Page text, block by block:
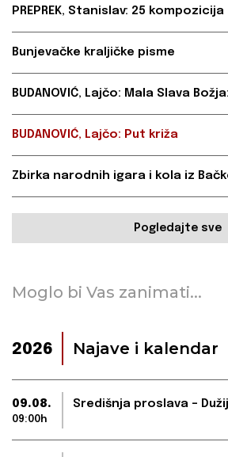
PREPREK, Stanislav: 25 kompozicija
Bunjevačke kraljičke pisme
BUDANOVIĆ, Lajčo: Mala Slava
BUDANOVIĆ, Lajčo: Put križa
Zbirka narodnih igara i kola iz
Pogledajte sve
Moglo bi Vas zanimati...
2026 Najave i kalendar
09.08.
09:00h
Središnja proslava –